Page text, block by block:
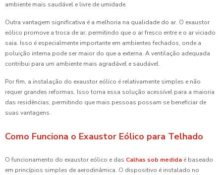
ambiente mais saudável e livre de umidade.
Outra vantagem significativa é a melhoria na qualidade do ar. O exaustor
eólico promove a troca de ar, permitindo que o ar fresco entre e o ar viciado
saia. Isso é especialmente importante em ambientes fechados, onde a
poluição interna pode ser maior do que a externa. A ventilação adequada
contribui para um ambiente mais agradável e saudável.
Por fim, a instalação do exaustor eólico é relativamente simples e não
requer grandes reformas. Isso torna essa solução acessível para a maioria
das residências, permitindo que mais pessoas possam se beneficiar de
suas vantagens.
Como Funciona o Exaustor Eólico para Telhado
O funcionamento do exaustor eólico e das Calhas sob medida é baseado
em princípios simples de aerodinâmica. O dispositivo é instalado no